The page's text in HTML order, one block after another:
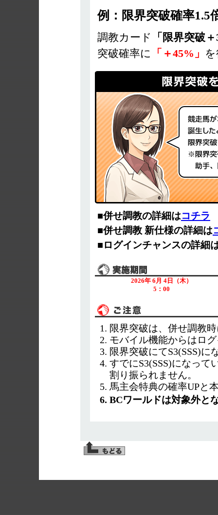
例：限界突破確率1.5
調教カード
「限界突破
突破確率に
「＋45%」
■併せ調教の詳細はコチラ
■併せ調教 新仕様の詳細は
■ログインチャンスの詳細
2026年 6月 4日（木）
5：00
限界突破は、併せ調教
モバイル機能からはロ
限界突破にてS3(SSS)に
すでにS3(SSS)になって
割り振られません。
馬主会特典の確率UPと
BCワールドは対象外と